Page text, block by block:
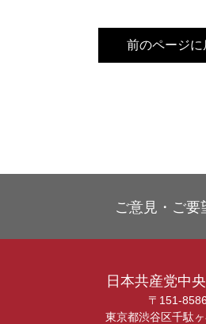
前のページに
ご意見・ご要
日本共産党中
〒151-8586
東京都渋谷区千駄